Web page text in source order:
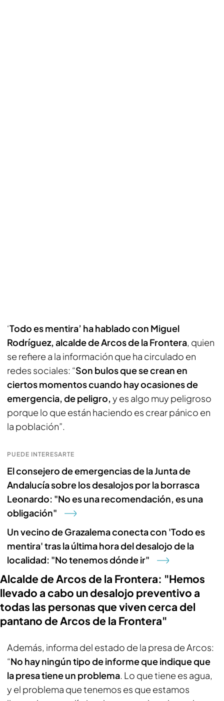
‘Todo es mentira’ ha hablado con Miguel
Rodríguez, alcalde de Arcos de la Frontera, quien
se refiere a la información que ha circulado en
redes sociales: “Son bulos que se crean en
ciertos momentos cuando hay ocasiones de
emergencia, de peligro,y es algo muy peligroso
porque lo que están haciendo es crear pánico en
la población”.
PUEDE INTERESARTE
El consejero de emergencias de la Junta de
Andalucía sobre los desalojos por la borrasca
Leonardo: "No es una recomendación, es una
obligación"
Un vecino de Grazalema conecta con 'Todo es
mentira' tras la última hora del desalojo de la
localidad: "No tenemos dónde ir"
Alcalde de Arcos de la Frontera: "Hemos
llevado a cabo un desalojo preventivo a
todas las personas que viven cerca del
pantano de Arcos de la Frontera"
Además, informa del estado de la presa de Arcos:
“No hay ningún tipo de informe que indique que
la presa tiene un problema. Lo que tiene es agua,
y el problema que tenemos es que estamos